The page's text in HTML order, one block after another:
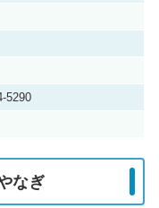
5290
なぎ